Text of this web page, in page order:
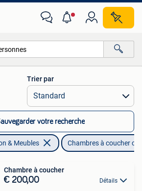
Toutes les distances…
Trier par
votre recherche
& Meubles Chambres à coucher
Chambre à coucher
€ 200,00 Détails